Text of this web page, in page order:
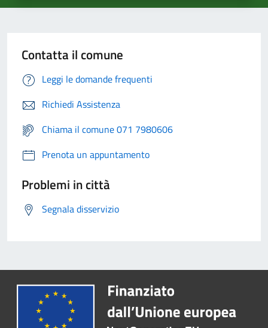
Contatta il comune
Leggi le domande frequenti
Richiedi Assistenza
Chiama il comune 071 7980606
Prenota un appuntamento
Problemi in città
Segnala disservizio